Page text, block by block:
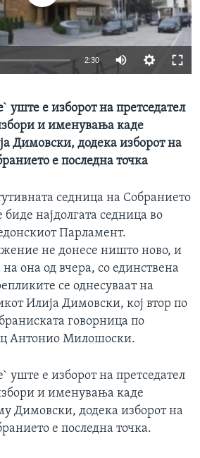
2:30
уште е изборот на претседател
и именувања каде
Димовски, додека изборот на
е последна точка
седница на Собранието
биде најдолгата седница во
Парламент.
не донесе ништо ново, и
она од вчера, со единствена
се однесуваат на
Илија Димовски, кој втор по
говорница по
Антонио Милошоски.
уште е изборот на претседател
и именувања каде
Димовски, додека изборот на
е последна точка.